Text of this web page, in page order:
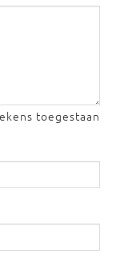
toegestaan